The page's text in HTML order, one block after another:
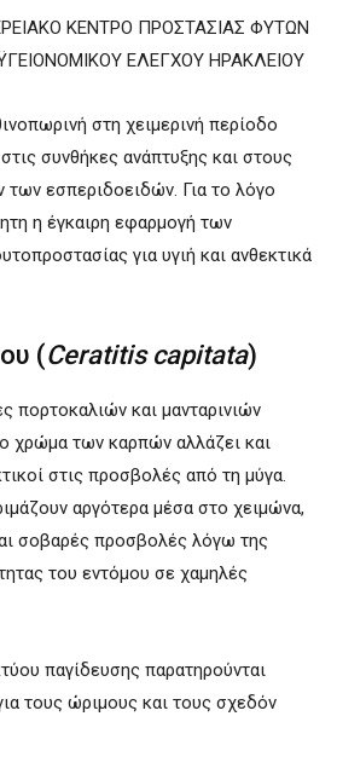
ΚΕΝΤΡΟ ΠΡΟΣΤΑΣΙΑΣ ΦΥΤΩΝ
ΕΛΕΓΧΟΥ ΗΡΑΚΛΕΙΟΥ
στη χειμερινή περίοδο
συνθήκες ανάπτυξης και στους
εσπεριδοειδών. Για το λόγο
η έγκαιρη εφαρμογή των
για υγιή και ανθεκτικά
(Ceratitis capitata)
πορτοκαλιών και μανταρινιών
χρώμα των καρπών αλλάζει και
στις προσβολές από τη μύγα.
αργότερα μέσα στο χειμώνα,
σοβαρές προσβολές λόγω της
του εντόμου σε χαμηλές
παγίδευσης παρατηρούνται
τους ώριμους και τους σχεδόν